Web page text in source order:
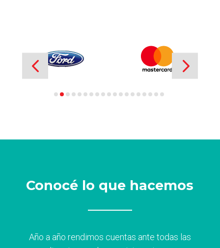
Conocé lo que hacemos
Año a año rendimos cuentas ante todas las